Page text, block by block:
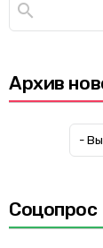
Архив
Соцопрос